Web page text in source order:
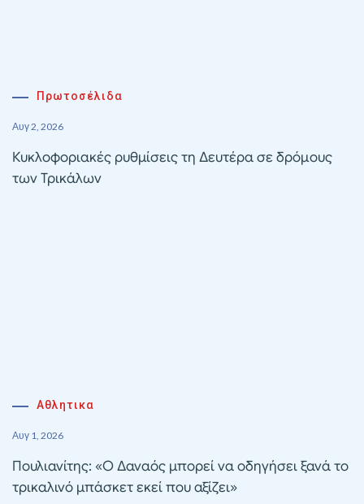
Πρωτοσέλιδα
Αυγ 2, 2026
Κυκλοφοριακές ρυθμίσεις τη Δευτέρα σε δρόμους
των Τρικάλων
Αθλητικα
Αυγ 1, 2026
Πουλιανίτης: «Ο Δαναός μπορεί να οδηγήσει ξανά το
τρικαλινό μπάσκετ εκεί που αξίζει»